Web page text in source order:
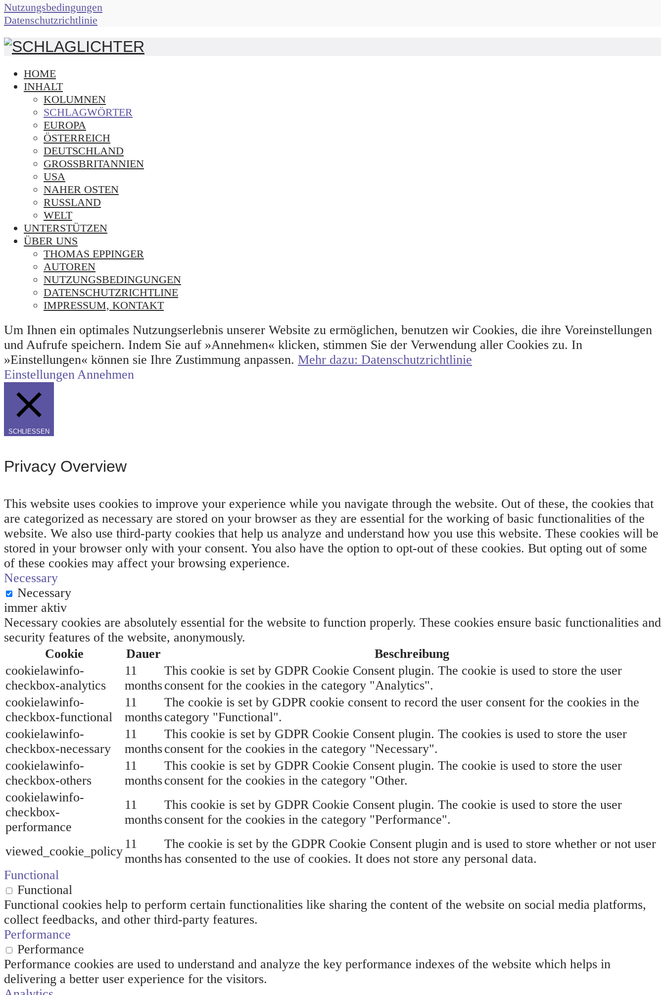
Nutzungsbedingungen
Datenschutzrichtlinie
HOME
INHALT
KOLUMNEN
SCHLAGWÖRTER
EUROPA
ÖSTERREICH
DEUTSCHLAND
GROSSBRITANNIEN
USA
NAHER OSTEN
RUSSLAND
WELT
UNTERSTÜTZEN
ÜBER UNS
THOMAS EPPINGER
AUTOREN
NUTZUNGSBEDINGUNGEN
DATENSCHUTZRICHTLINE
IMPRESSUM, KONTAKT
Um Ihnen ein optimales Nutzungserlebnis unserer Website zu ermöglichen, benutzen wir Cookies, die ihre Voreinstellungen
und Aufrufe speichern. Indem Sie auf »Annehmen« klicken, stimmen Sie der Verwendung aller Cookies zu. In
»Einstellungen« können sie Ihre Zustimmung anpassen. Mehr dazu: Datenschutzrichtlinie
EinstellungenAnnehmen
SCHLIESSEN
Privacy Overview
This website uses cookies to improve your experience while you navigate through the website. Out of these, the cookies that
are categorized as necessary are stored on your browser as they are essential for the working of basic functionalities of the
website. We also use third-party cookies that help us analyze and understand how you use this website. These cookies will be
stored in your browser only with your consent. You also have the option to opt-out of these cookies. But opting out of some
of these cookies may affect your browsing experience.
Necessary
Necessary
immer aktiv
Necessary cookies are absolutely essential for the website to function properly. These cookies ensure basic functionalities and
security features of the website, anonymously.
Cookie
Dauer
Beschreibung
cookielawinfo-
checkbox-analytics
11
months
This cookie is set by GDPR Cookie Consent plugin. The cookie is used to store the user
consent for the cookies in the category "Analytics".
cookielawinfo-
checkbox-functional
11
months
The cookie is set by GDPR cookie consent to record the user consent for the cookies in the
category "Functional".
cookielawinfo-
checkbox-necessary
11
months
This cookie is set by GDPR Cookie Consent plugin. The cookies is used to store the user
consent for the cookies in the category "Necessary".
cookielawinfo-
checkbox-others
11
months
This cookie is set by GDPR Cookie Consent plugin. The cookie is used to store the user
consent for the cookies in the category "Other.
cookielawinfo-
checkbox-
performance
11
months
This cookie is set by GDPR Cookie Consent plugin. The cookie is used to store the user
consent for the cookies in the category "Performance".
viewed_cookie_policy
11
months
The cookie is set by the GDPR Cookie Consent plugin and is used to store whether or not user
has consented to the use of cookies. It does not store any personal data.
Functional
Functional
Functional cookies help to perform certain functionalities like sharing the content of the website on social media platforms,
collect feedbacks, and other third-party features.
Performance
Performance
Performance cookies are used to understand and analyze the key performance indexes of the website which helps in
delivering a better user experience for the visitors.